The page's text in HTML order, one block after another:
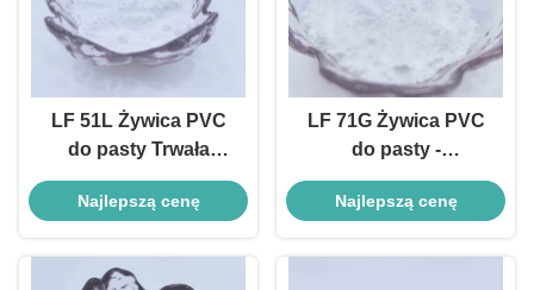
LF 51L Żywica PVC
do pasty Trwała
Uniwersalna Do skóry
i podłóg
Najlepszą cenę
LF 71G Żywica PVC
do pasty -
wszechstronne
rozwiązanie bez
i formowania
Najlepszą cenę